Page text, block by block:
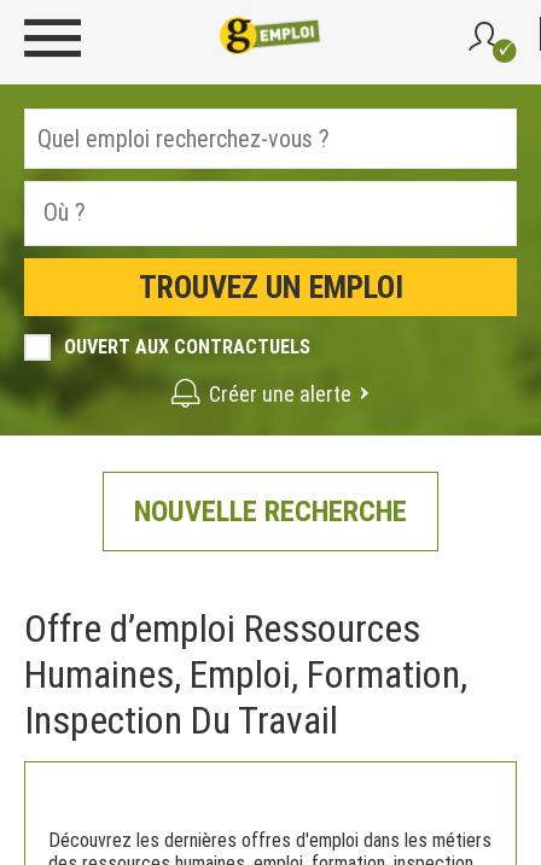
OUVERT AUX CONTRACTUELS
Créer une alerte
NOUVELLE RECHERCHE
Offre d’emploi Ressources
Humaines, Emploi, Formation,
Inspection Du Travail
Découvrez les dernières offres d'emploi dans les métiers